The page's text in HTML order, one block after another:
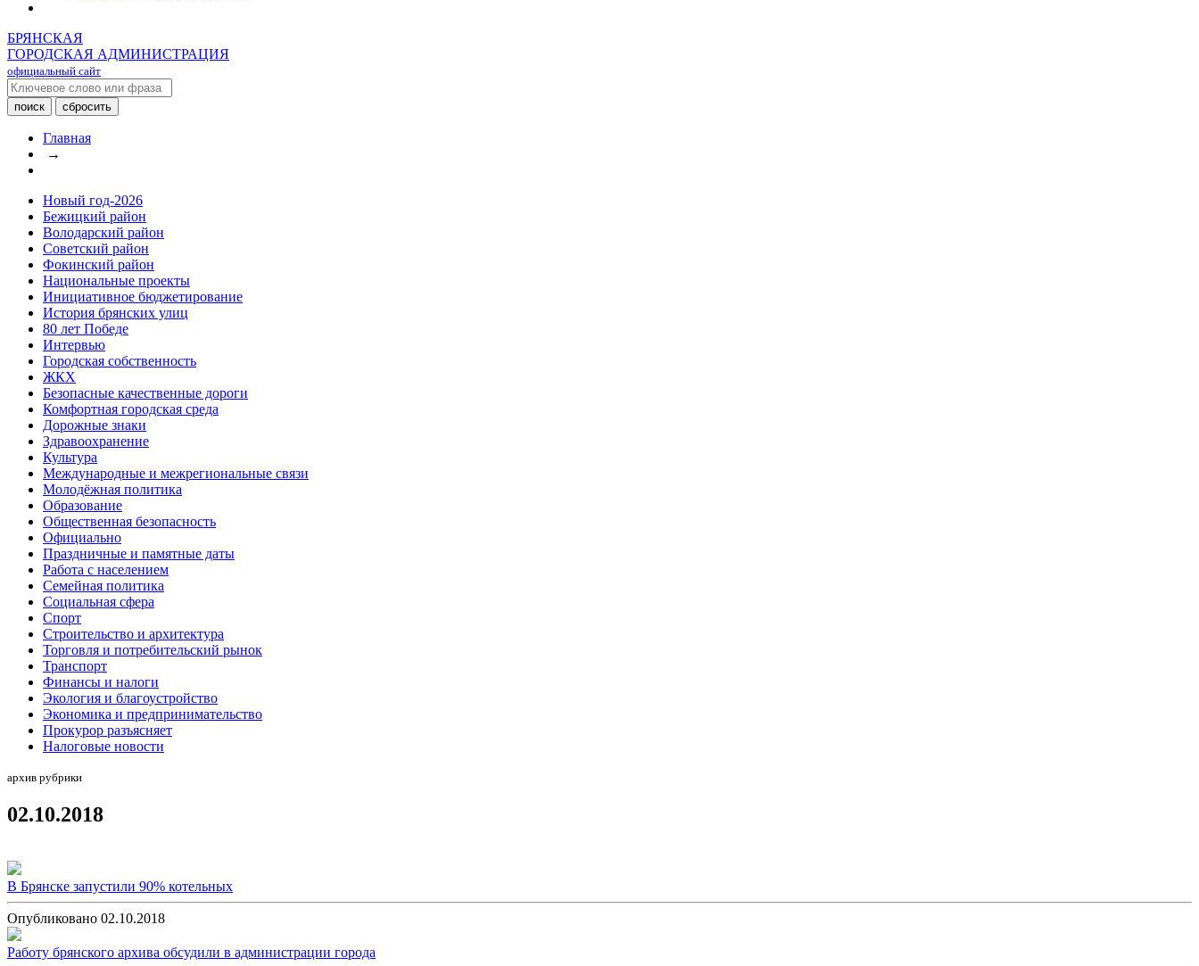
БРЯНСКАЯ
ГОРОДСКАЯ АДМИНИСТРАЦИЯ
официальный сайт
Главная
→
Новый год-2026
Бежицкий район
Володарский район
Советский район
Фокинский район
Национальные проекты
Инициативное бюджетирование
История брянских улиц
80 лет Победе
Интервью
Городская собственность
ЖКХ
Безопасные качественные дороги
Комфортная городская среда
Дорожные знаки
Здравоохранение
Культура
Международные и межрегиональные связи
Молодёжная политика
Образование
Общественная безопасность
Официально
Праздничные и памятные даты
Работа с населением
Семейная политика
Социальная сфера
Спорт
Строительство и архитектура
Торговля и потребительский рынок
Транспорт
Финансы и налоги
Экология и благоустройство
Экономика и предпринимательство
Прокурор разъясняет
Налоговые новости
архив рубрики
02.10.2018
В Брянске запустили 90% котельных
Опубликовано 02.10.2018
Работу брянского архива обсудили в администрации города